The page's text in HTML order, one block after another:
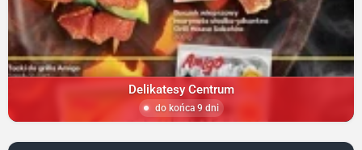
Delikatesy Centrum
do końca 9 dni